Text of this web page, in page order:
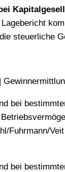
steuerliche
bei
bei